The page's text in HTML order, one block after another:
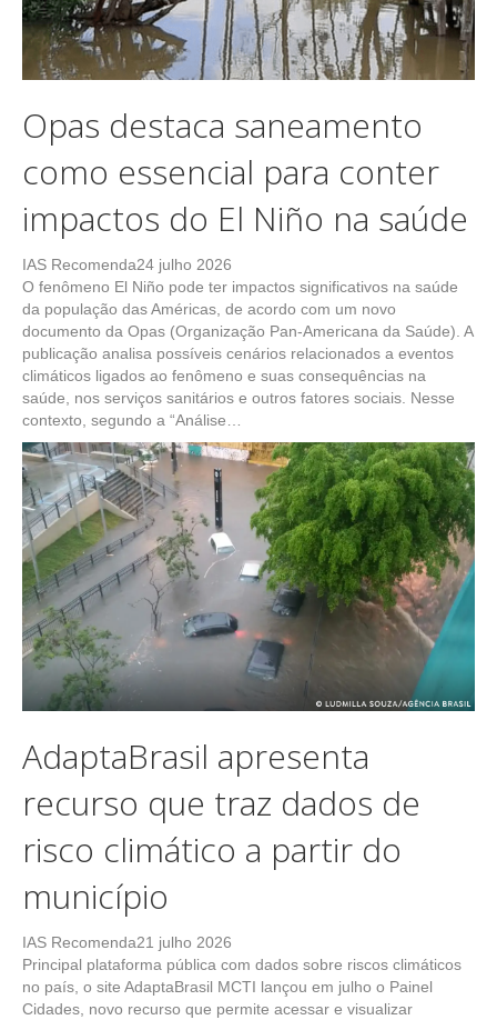
Opas destaca saneamento
como essencial para conter
impactos do El Niño na saúde
IAS Recomenda24 julho 2026
O fenômeno El Niño pode ter impactos significativos na saúde
da população das Américas, de acordo com um novo
documento da Opas (Organização Pan-Americana da Saúde). A
publicação analisa possíveis cenários relacionados a eventos
climáticos ligados ao fenômeno e suas consequências na
saúde, nos serviços sanitários e outros fatores sociais. Nesse
contexto, segundo a “Análise…
AdaptaBrasil apresenta
recurso que traz dados de
risco climático a partir do
município
IAS Recomenda21 julho 2026
Principal plataforma pública com dados sobre riscos climáticos
no país, o site AdaptaBrasil MCTI lançou em julho o Painel
Cidades, novo recurso que permite acessar e visualizar